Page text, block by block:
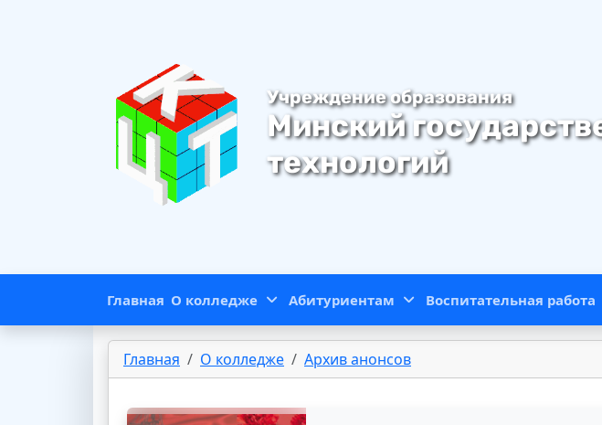
Учреждение образования
Минский
технологий
Главная О колледже Абитуриентам Воспитательная работа
Главная О колледже Архив анонсов